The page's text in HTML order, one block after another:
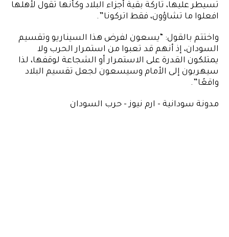
تسيطر عليها، تاركة بقية أجزاء البلاد وكأنها تقول لأهلها
افعلوا ما تشاؤون، فقط اتركونا”.
واختتم بالقول: “يسعون لفرض هذا السيناريو وتقسيم
السودان، إذ أنهم قد تعبوا من استمرار الحرب ولا
يمتلكون القدرة على الاستمرار أو الشجاعة لوقفها، لذا
سيهربون إلى الأمام وسيسعون لجعل تقسيم البلاد
واقعًا”.
مدونة سودانية - ارم نيوز - حرب السودان